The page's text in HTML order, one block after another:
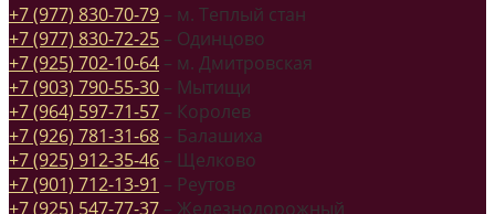
+7 (977) 830-70-79 – м. Теплый стан
+7 (977) 830-72-25 – Одинцово
+7 (925) 702-10-64 – м. Дмитровская
+7 (903) 790-55-30 – Мытищи
+7 (964) 597-71-57 – Королев
+7 (926) 781-31-68 – Балашиха
+7 (925) 912-35-46 – Щелково
+7 (901) 712-13-91 – Реутов
+7 (925) 547-77-37 – Железнодорожный